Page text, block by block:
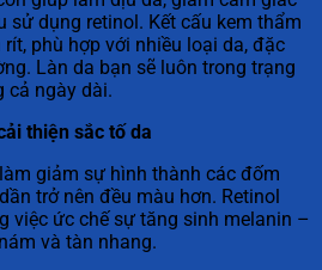
sử dụng retinol. Kết cấu kem thẩm
phù hợp với nhiều loại da, đặc
Làn da bạn sẽ luôn trong trạng
cả ngày dài.
thiện sắc tố da
giảm sự hình thành các đốm
trở nên đều màu hơn. Retinol
việc ức chế sự tăng sinh melanin –
và tàn nhang.